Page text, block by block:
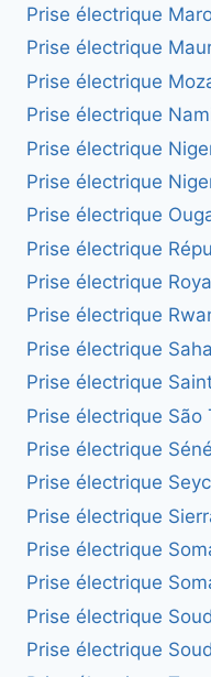
Prise électrique
Prise électrique
Prise électrique
Prise électrique
Prise électrique
Prise électrique
Prise électrique
Prise électrique
Prise électrique
Prise électrique
Prise électrique
Prise électrique
Prise électrique
Prise électrique
Prise électrique
Prise électrique
Prise électrique
Prise électrique
Prise électrique
Prise électrique